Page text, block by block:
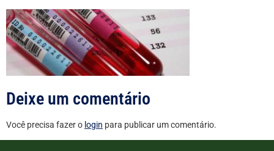
Deixe um comentário
Você precisa fazer o login para publicar um comentário.